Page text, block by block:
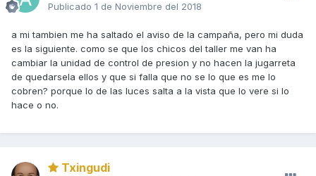
Publicado 1 de Noviembre del 2018
a mi tambien me ha saltado el aviso de la campaña, pero mi duda
es la siguiente. como se que los chicos del taller me van ha
cambiar la unidad de control de presion y no hacen la jugarreta
de quedarsela ellos y que si falla que no se lo que es me lo
cobren? porque lo de las luces salta a la vista que lo vere si lo
hace o no.
Txingudi